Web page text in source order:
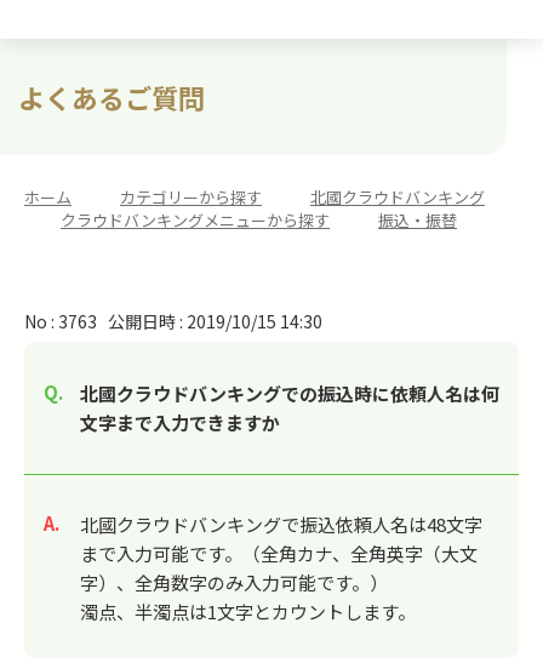
よくあるご質問
ホーム カテゴリーから探す
北國クラウドバンキング
クラウドバンキングメニューから探す 振込・振替
No : 3763 公開日時 : 2019/10/15 14:30
北國クラウドバンキングでの振込時に依頼人名は何
文字まで入力できますか
回答
北國クラウドバンキングで振込依頼人名は48文字
まで入力可能です。（全角カナ、全角英字（大文
字）、全角数字のみ入力可能です。）
濁点、半濁点は1文字とカウントします。